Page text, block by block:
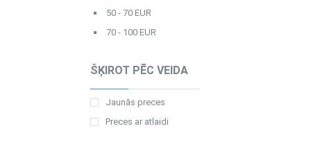
50 - 70 EUR
70 - 100 EUR
ŠĶIROT PĒC VEIDA
Jaunās preces
Preces ar atlaidi